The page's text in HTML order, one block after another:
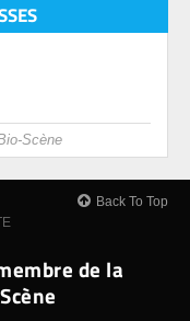
Scène
Back To Top
de la